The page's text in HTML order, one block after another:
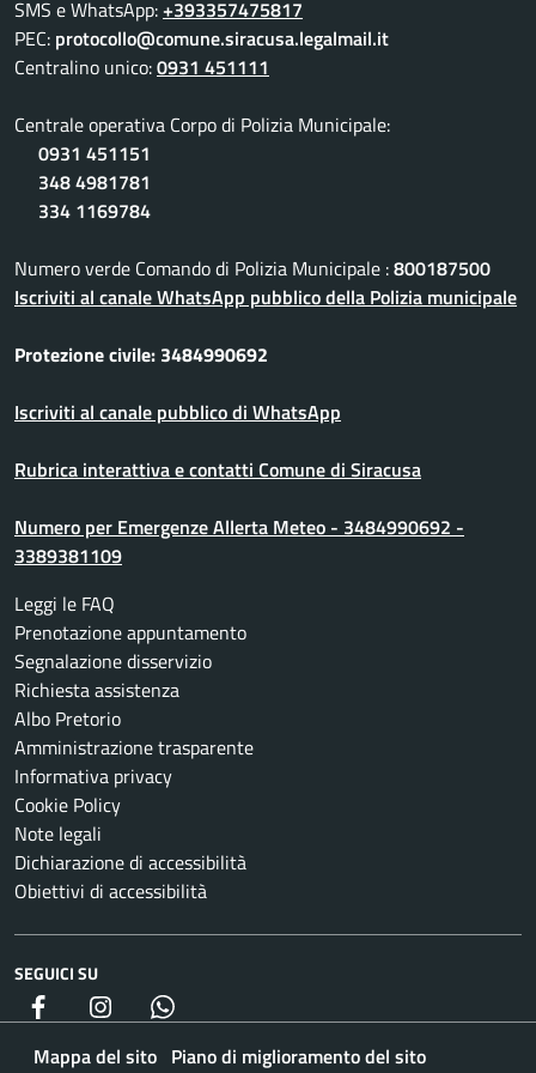
SMS e WhatsApp:+393357475817
PEC: protocollo@comune.siracusa.legalmail.it
Centralino unico:0931 451111
Centrale operativa Corpo di Polizia Municipale:
0931 451151
348 4981781
334 1169784
Numero verde Comando di Polizia Municipale :800187500
Iscriviti al canale WhatsApp pubblico della Polizia municipale
Protezione civile: 3484990692
Iscriviti al canale pubblico di WhatsApp
Rubrica interattiva e contatti Comune di Siracusa
Numero per Emergenze Allerta Meteo - 3484990692 -
3389381109
Leggi le FAQ
Prenotazione appuntamento
Segnalazione disservizio
Richiesta assistenza
Albo Pretorio
Amministrazione trasparente
Informativa privacy
Cookie Policy
Note legali
Dichiarazione di accessibilità
Obiettivi di accessibilità
SEGUICI SU
Facebook Instagram
Mappa del sito Piano di miglioramento del sito